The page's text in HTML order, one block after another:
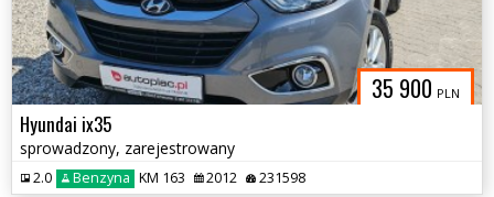
35 900 PLN
Hyundai ix35
sprowadzony, zarejestrowany
2.0 Benzyna KM 163 2012 231598